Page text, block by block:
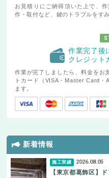
お見積りにご納得頂いた上で、
作・取付など、鍵のトラブルをす
作業完了後
クレジット
作業が完了しましたら、料金をお
トカード（VISA・Master Card・
ます。
新着情報
施工実績 2026.08.05
【東京都葛飾区】